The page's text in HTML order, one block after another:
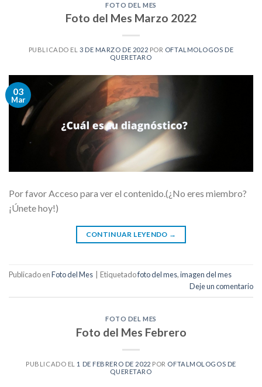
FOTO DEL MES
Foto del Mes Marzo 2022
PUBLICADO EL 3 DE MARZO DE 2022 POR OFTALMOLOGOS DE
QUERETARO
03
Mar
Por favor Acceso para ver el contenido.(¿No eres miembro?
¡Únete hoy!)
CONTINUAR LEYENDO →
Publicado enFoto del Mes Etiquetadofoto del mes,imagen del mes
Deje un comentario
FOTO DEL MES
Foto del Mes Febrero
PUBLICADO EL 1 DE FEBRERO DE 2022 POR OFTALMOLOGOS DE
QUERETARO